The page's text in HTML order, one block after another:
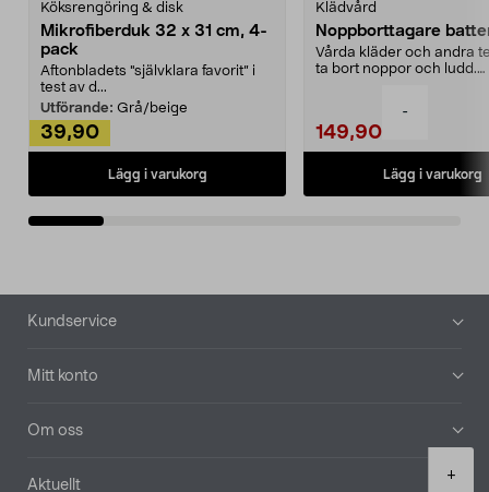
-
+
Köksrengöring & disk
Mikrofiberduk 32 x 31 cm, 4-
pack
Aftonbladets "självklara favorit” i
test av d...
Utförande: Grå/beige
39,90
Lägg i varukorg
Klädvård
Noppborttagare
Vårda kläder och andra
ta bort noppor och ludd.
149,90
Lägg i varukorg
Sidfot
Kundservice
Mitt konto
Om oss
Aktuellt